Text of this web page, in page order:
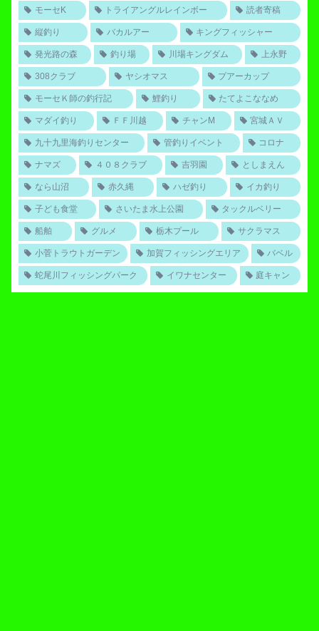
モーセK トライアングルレインボー 読者寄稿
縦釣り バカルアー キングフィッシャー
発光路の森 釣り場 川場キングダム 上永野
308クラブ ヤシオマス プアーカップ
モーセＫ師の釣行記 鯉釣り たてよこななめ
マダイ釣り ＦＦ川越 チャンM 宮城ＡＶ
九十九里海釣りセンター 管釣りイベント コロナ
ナマズ ４０８クラブ 吉羽園 としまえん
なら山沼 赤久縄 ハゼ釣り イカ釣り
子ども食堂 さいたま水上公園 タックルベリー
船舶 グルメ 栃木プール サクラマス
小菅トラウトガーデン 加賀フィッシングエリア バベル
蛇尾川フィッシングパーク イワナセンター 庭キャン